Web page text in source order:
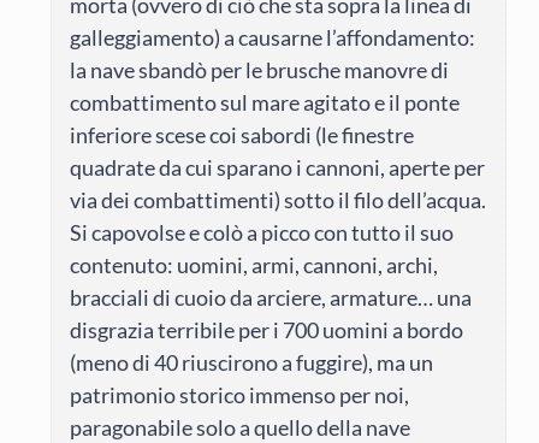
galleggiamento) a causarne l’affondamento:
la nave sbandò per le brusche manovre di
combattimento sul mare agitato e il ponte
inferiore scese coi sabordi (le finestre
quadrate da cui sparano i cannoni, aperte per
via dei combattimenti) sotto il filo dell’acqua.
Si capovolse e colò a picco con tutto il suo
contenuto: uomini, armi, cannoni, archi,
bracciali di cuoio da arciere, armature… una
disgrazia terribile per i 700 uomini a bordo
(meno di 40 riuscirono a fuggire), ma un
patrimonio storico immenso per noi,
paragonabile solo a quello della nave